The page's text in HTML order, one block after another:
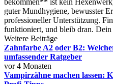
bekommen** ist kein
guter Mundhygiene, bewusster
professioneller Unterstützung.
funktioniert, und bleib dran. Dein
Weitere Beiträge
Zahnfarbe A2 oder B2:
umfassender Ratgeber
vor 4 Monaten
Vampirzähne machen lassen: